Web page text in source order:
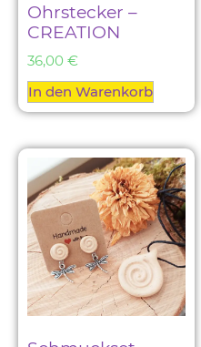
Ohrstecker –
CREATION
36,00 €
In den Warenkorb